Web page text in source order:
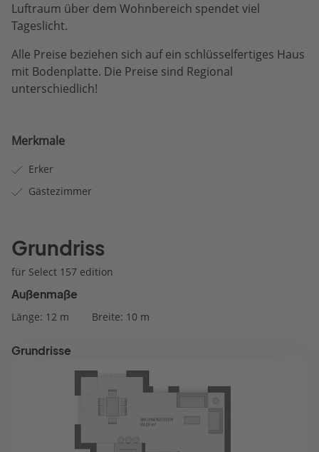
Luftraum über dem Wohnbereich spendet viel
Tageslicht.
Alle Preise beziehen sich auf ein schlüsselfertiges Haus
mit Bodenplatte. Die Preise sind Regional
unterschiedlich!
Merkmale
Erker
Gästezimmer
Grundriss
für Select 157 edition
Außenmaße
Länge: 12 m Breite: 10 m
Grundrisse